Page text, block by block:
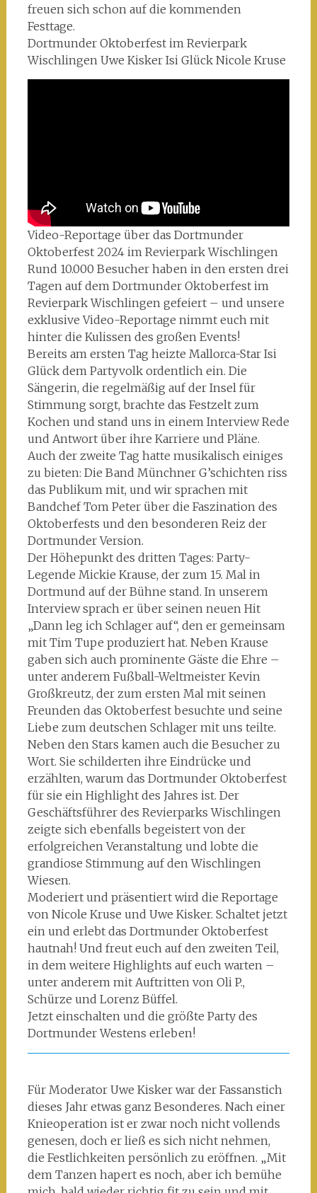
freuen sich schon auf die kommenden
Festtage.
Dortmunder Oktoberfest im Revierpark
Wischlingen Uwe Kisker Isi Glück Nicole Kruse
Video-Reportage über das Dortmunder
Oktoberfest 2024 im Revierpark Wischlingen
Rund 10.000 Besucher haben in den ersten drei
Tagen auf dem Dortmunder Oktoberfest im
Revierpark Wischlingen gefeiert – und unsere
exklusive Video-Reportage nimmt euch mit
hinter die Kulissen des großen Events!
Bereits am ersten Tag heizte Mallorca-Star Isi
Glück dem Partyvolk ordentlich ein. Die
Sängerin, die regelmäßig auf der Insel für
Stimmung sorgt, brachte das Festzelt zum
Kochen und stand uns in einem Interview Rede
und Antwort über ihre Karriere und Pläne.
Auch der zweite Tag hatte musikalisch einiges
zu bieten: Die Band Münchner G’schichten riss
das Publikum mit, und wir sprachen mit
Bandchef Tom Peter über die Faszination des
Oktoberfests und den besonderen Reiz der
Dortmunder Version.
Der Höhepunkt des dritten Tages: Party-
Legende Mickie Krause, der zum 15. Mal in
Dortmund auf der Bühne stand. In unserem
Interview sprach er über seinen neuen Hit
„Dann leg ich Schlager auf“, den er gemeinsam
mit Tim Tupe produziert hat. Neben Krause
gaben sich auch prominente Gäste die Ehre –
unter anderem Fußball-Weltmeister Kevin
Großkreutz, der zum ersten Mal mit seinen
Freunden das Oktoberfest besuchte und seine
Liebe zum deutschen Schlager mit uns teilte.
Neben den Stars kamen auch die Besucher zu
Wort. Sie schilderten ihre Eindrücke und
erzählten, warum das Dortmunder Oktoberfest
für sie ein Highlight des Jahres ist. Der
Geschäftsführer des Revierparks Wischlingen
zeigte sich ebenfalls begeistert von der
erfolgreichen Veranstaltung und lobte die
grandiose Stimmung auf den Wischlingen
Wiesen.
Moderiert und präsentiert wird die Reportage
von Nicole Kruse und Uwe Kisker. Schaltet jetzt
ein und erlebt das Dortmunder Oktoberfest
hautnah! Und freut euch auf den zweiten Teil,
in dem weitere Highlights auf euch warten –
unter anderem mit Auftritten von Oli P.,
Schürze und Lorenz Büffel.
Jetzt einschalten und die größte Party des
Dortmunder Westens erleben!
Für Moderator Uwe Kisker war der Fassanstich
dieses Jahr etwas ganz Besonderes. Nach einer
Knieoperation ist er zwar noch nicht vollends
genesen, doch er ließ es sich nicht nehmen,
die Festlichkeiten persönlich zu eröffnen. „Mit
dem Tanzen hapert es noch, aber ich bemühe